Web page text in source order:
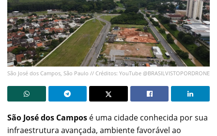
São José dos Campos, São Paulo // Créditos: YouTube @BRASILVISTOPORDRONE
São José dos Campos é uma cidade conhecida por sua
infraestrutura avançada, ambiente favorável ao